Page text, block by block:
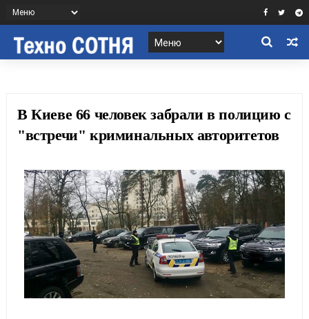
В Киеве 66 человек забрали в полицию с
"встречи" криминальных авторитетов